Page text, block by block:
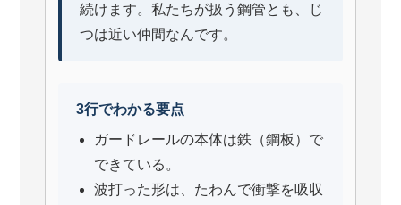
続けます。私たちが扱う鋼管とも、じ
つは近い仲間なんです。
3行でわかる要点
ガードレールの本体は鉄（鋼板）で
できている。
波打った形は、たわんで衝撃を吸収